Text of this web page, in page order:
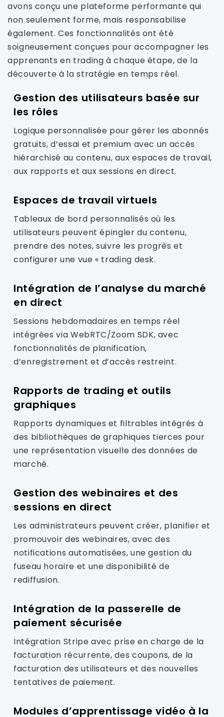
avons conçu une plateforme performante qui
non seulement forme, mais responsabilise
également. Ces fonctionnalités ont été
soigneusement conçues pour accompagner les
apprenants en trading à chaque étape, de la
découverte à la stratégie en temps réel.
Gestion des utilisateurs basée sur
les rôles
Logique personnalisée pour gérer les abonnés
gratuits, d’essai et premium avec un accès
hiérarchisé au contenu, aux espaces de travail,
aux rapports et aux sessions en direct.
Espaces de travail virtuels
Tableaux de bord personnalisés où les
utilisateurs peuvent épingler du contenu,
prendre des notes, suivre les progrès et
configurer une vue « trading desk.
Intégration de l’analyse du marché
en direct
Sessions hebdomadaires en temps réel
intégrées via WebRTC/Zoom SDK, avec
fonctionnalités de planification,
d’enregistrement et d’accès restreint.
Rapports de trading et outils
graphiques
Rapports dynamiques et filtrables intégrés à
des bibliothèques de graphiques tierces pour
une représentation visuelle des données de
marché.
Gestion des webinaires et des
sessions en direct
Les administrateurs peuvent créer, planifier et
promouvoir des webinaires, avec des
notifications automatisées, une gestion du
fuseau horaire et une disponibilité de
rediffusion.
Intégration de la passerelle de
paiement sécurisée
Intégration Stripe avec prise en charge de la
facturation récurrente, des coupons, de la
facturation des utilisateurs et des nouvelles
tentatives de paiement.
Modules d’apprentissage vidéo à la